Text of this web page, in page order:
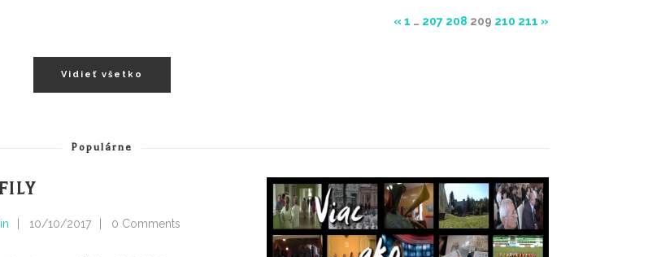
« 1 … 207 208 209 210 211 »
Vidieť všetko
Populárne
10/10/2017 0 Comments